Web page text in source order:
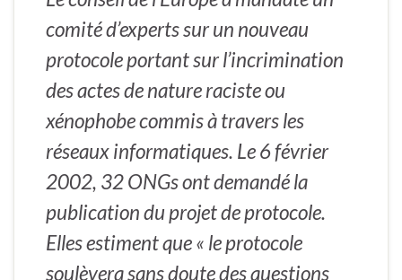
comité d’experts sur un nouveau
protocole portant sur l’incrimination
des actes de nature raciste ou
xénophobe commis à travers les
réseaux informatiques. Le 6 février
2002, 32 ONGs ont demandé la
publication du projet de protocole.
Elles estiment que « le protocole
soulèvera sans doute des questions